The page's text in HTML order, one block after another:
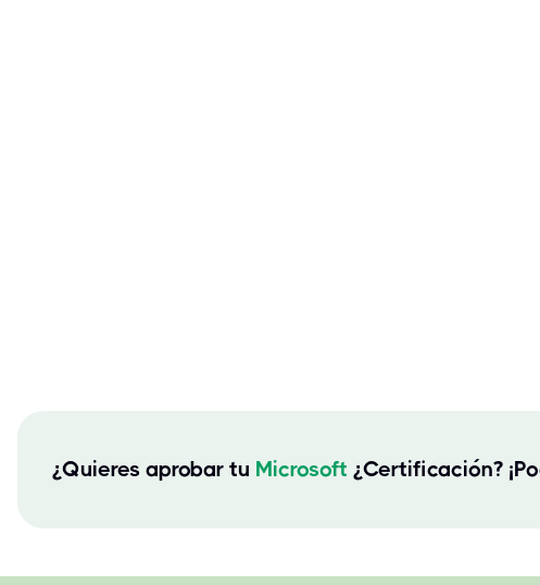
¿Quieres aprobar tu Microsoft ¿Certificación?